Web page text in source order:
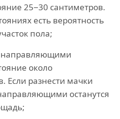
25−30 сантиметров.
есть вероятность
пола;
около
Если разнести мачки
останутся